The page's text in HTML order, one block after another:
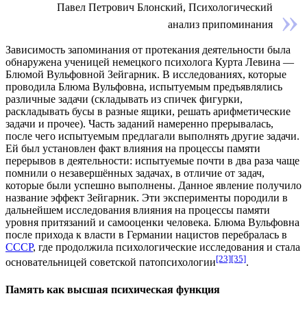
Павел Петрович Блонский, Психологический
анализ припоминания
Зависимость запоминания от протекания деятельности была
обнаружена ученицей немецкого психолога Курта Левина —
Блюмой Вульфовной Зейгарник. В исследованиях, которые
проводила Блюма Вульфовна, испытуемым предъявлялись
различные задачи (складывать из спичек фигурки,
раскладывать бусы в разные ящики, решать арифметические
задачи и прочее). Часть заданий намеренно прерывалась,
после чего испытуемым предлагали выполнять другие задачи.
Ей был установлен факт влияния на процессы памяти
перерывов в деятельности: испытуемые почти в два раза чаще
помнили о незавершённых задачах, в отличие от задач,
которые были успешно выполнены. Данное явление получило
название эффект Зейгарник. Эти эксперименты породили в
дальнейшем исследования влияния на процессы памяти
уровня притязаний и самооценки человека. Блюма Вульфовна
после прихода к власти в Германии нацистов перебралась в
СССР, где продолжила психологические исследования и стала
основательницей советской патопсихологии[23][35].
Память как высшая психическая функция